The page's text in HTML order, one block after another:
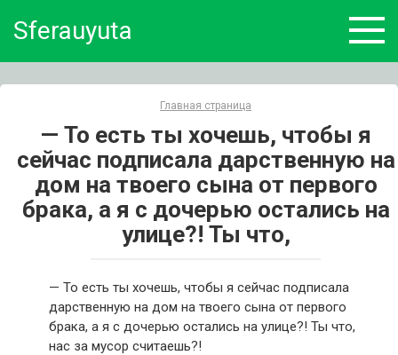
Sferauyuta
Главная страница
— То есть ты хочешь, чтобы я
сейчас подписала дарственную на
дом на твоего сына от первого
брака, а я с дочерью остались на
улице?! Ты что,
— То есть ты хочешь, чтобы я сейчас подписала
дарственную на дом на твоего сына от первого
брака, а я с дочерью остались на улице?! Ты что,
нас за мусор считаешь?!